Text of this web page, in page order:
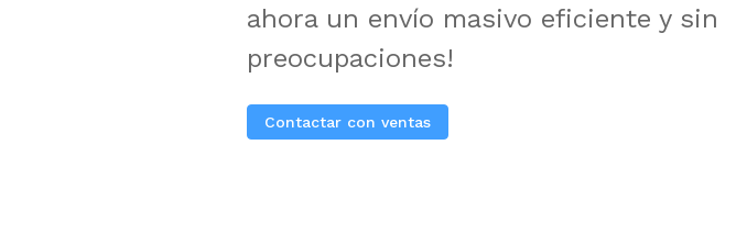
ahora un envío masivo eficiente y sin
preocupaciones!
Contactar con ventas